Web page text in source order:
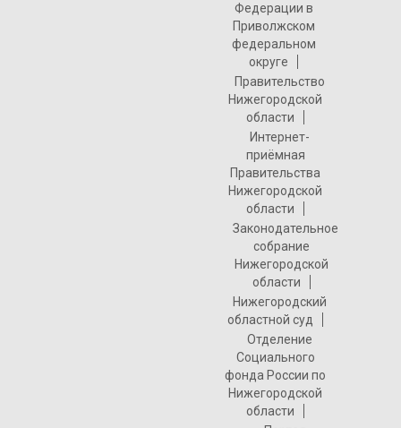
Федерации в
Приволжском
федеральном
округе
Правительство
Нижегородской
области
Интернет-
приёмная
Правительства
Нижегородской
области
Законодательное
собрание
Нижегородской
области
Нижегородский
областной суд
Отделение
Социального
фонда России по
Нижегородской
области